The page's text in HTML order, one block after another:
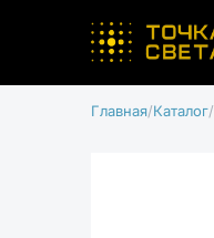
Главная Каталог